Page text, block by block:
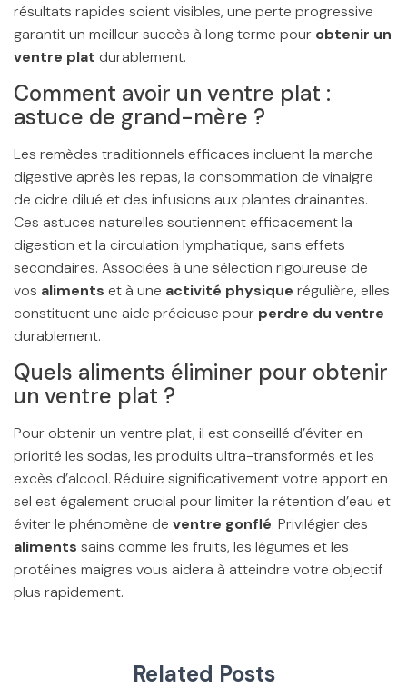
résultats rapides soient visibles, une perte progressive
garantit un meilleur succès à long terme pour obtenir un
ventre plat durablement.
Comment avoir un ventre plat :
astuce de grand-mère ?
Les remèdes traditionnels efficaces incluent la marche
digestive après les repas, la consommation de vinaigre
de cidre dilué et des infusions aux plantes drainantes.
Ces astuces naturelles soutiennent efficacement la
digestion et la circulation lymphatique, sans effets
secondaires. Associées à une sélection rigoureuse de
vos aliments et à une activité physique régulière, elles
constituent une aide précieuse pour perdre du ventre
durablement.
Quels aliments éliminer pour obtenir
un ventre plat ?
Pour obtenir un ventre plat, il est conseillé d’éviter en
priorité les sodas, les produits ultra-transformés et les
excès d’alcool. Réduire significativement votre apport en
sel est également crucial pour limiter la rétention d’eau et
éviter le phénomène de ventre gonflé. Privilégier des
aliments sains comme les fruits, les légumes et les
protéines maigres vous aidera à atteindre votre objectif
plus rapidement.
Related Posts